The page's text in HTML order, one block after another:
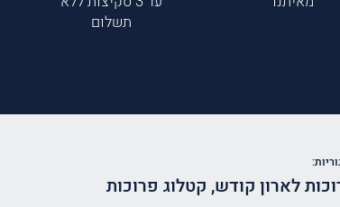
תשלום
לארון קודש, קטלוג פרוכות